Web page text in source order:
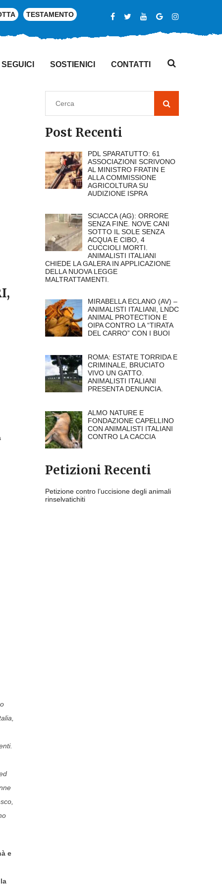
TESTAMENTO
SEGUICI SOSTIENICI CONTATTI
e
Post Recenti
PDL SPARATUTTO: 61
ASSOCIAZIONI SCRIVONO
AL MINISTRO FRATIN E
ALLA COMMISSIONE
AGRICOLTURA SU
AUDIZIONE ISPRA
SCIACCA (AG): ORRORE
SENZA FINE. NOVE CANI
SOTTO IL SOLE SENZA
ACQUA E CIBO, 4
CUCCIOLI MORTI.
ANIMALISTI ITALIANI
CHIEDE LA GALERA IN APPLICAZIONE
DELLA NUOVA LEGGE
MALTRATTAMENTI.
MIRABELLA ECLANO (AV) –
ANIMALISTI ITALIANI, LNDC
ANIMAL PROTECTION E
OIPA CONTRO LA “TIRATA
DEL CARRO” CON I BUOI
ROMA: ESTATE TORRIDA E
CRIMINALE, BRUCIATO
VIVO UN GATTO.
ANIMALISTI ITALIANI
PRESENTA DENUNCIA.
ALMO NATURE E
FONDAZIONE CAPELLINO
CON ANIMALISTI ITALIANI
CONTRO LA CACCIA
Petizioni Recenti
Petizione contro l’uccisione degli animali
rinselvatichiti